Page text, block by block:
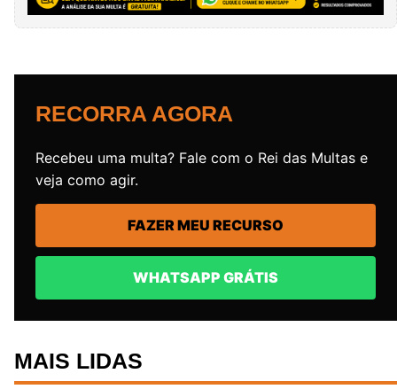
RECORRA AGORA
Recebeu uma multa? Fale com o Rei das Multas e
veja como agir.
FAZER MEU RECURSO
WHATSAPP GRÁTIS
MAIS LIDAS